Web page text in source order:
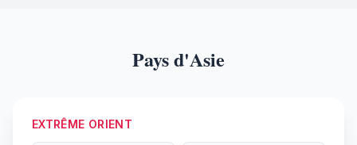
Pays d'Asie
EXTRÊME ORIENT